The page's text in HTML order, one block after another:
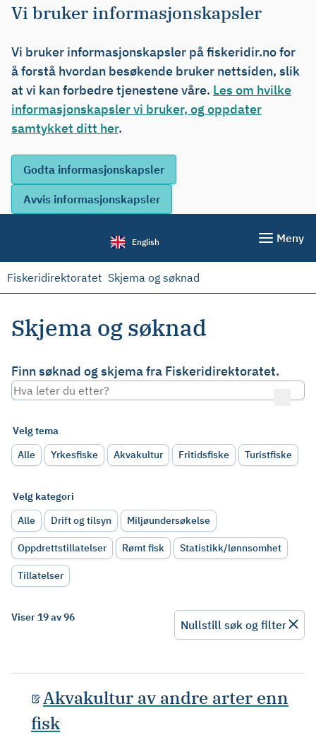
Vi bruker informasjonskapsler
Vi bruker informasjonskapsler på fiskeridir.no for
å forstå hvordan besøkende bruker nettsiden, slik
at vi kan forbedre tjenestene våre. Les om hvilke
informasjonskapsler vi bruker, og oppdater
samtykket ditt her.
English Meny
Fiskeridirektoratet Skjema og søknad
Skjema og søknad
Finn søknad og skjema fra Fiskeridirektoratet.
Velg tema
Alle
Yrkesfiske Akvakultur Fritidsfiske Turistfiske
Velg kategori
Alle
Drift og tilsyn Miljøundersøkelse
Oppdrettstillatelser Rømt fisk Statistikk/lønnsomhet
Tillatelser
Viser 19 av 96
Nullstill søk og filter
Akvakultur av andre arter enn
fisk